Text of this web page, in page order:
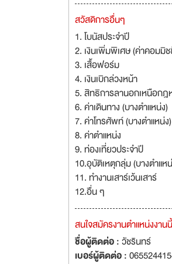
สวัสดิการอื่นๆ
1. โบนัสประจำปี
2. เงินเพิ่มพิเศษ (ค่าคอมมิ
3. เสื้อฟอร์ม
4. เงินเบิกล่วงหน้า
5. สิทธิการลานอกเหนือก
6. ค่าเดินทาง (บางตำแหน่ง)
7. ค่าโทรศัพท์ (บางตำแหน่ง)
8. ค่าตำแหน่ง
9. ท่องเที่ยวประจำปี
10.อุบัติเหตุกลุ่ม (บางตำแห
11. ทำงานเสาร์เว้นเสาร์
12.อื่น ๆ
สนใจสมัครงานตำแหน่งงา
ชื่อผู้ติดต่อ :วัชรินทร์
เบอร์ผู้ติดต่อ :